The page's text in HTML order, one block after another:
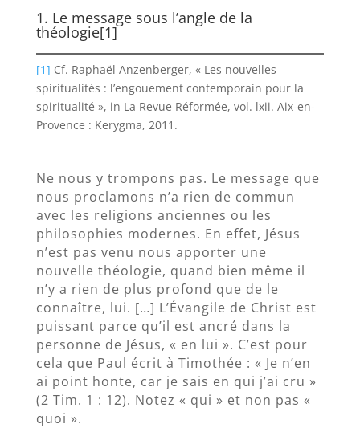
1. Le message sous l’angle de la
théologie[1]
[1] Cf. Raphaël Anzenberger, « Les nouvelles
spiritualités : l’engouement contemporain pour la
spiritualité », in La Revue Réformée, vol. lxii. Aix-en-
Provence : Kerygma, 2011.
Ne nous y trompons pas. Le message que
nous proclamons n’a rien de commun
avec les religions anciennes ou les
philosophies modernes. En effet, Jésus
n’est pas venu nous apporter une
nouvelle théologie, quand bien même il
n’y a rien de plus profond que de le
connaître, lui. […] L’Évangile de Christ est
puissant parce qu’il est ancré dans la
personne de Jésus, « en lui ». C’est pour
cela que Paul écrit à Timothée : « Je n’en
ai point honte, car je sais en qui j’ai cru »
(2 Tim. 1 : 12). Notez « qui » et non pas «
quoi ».